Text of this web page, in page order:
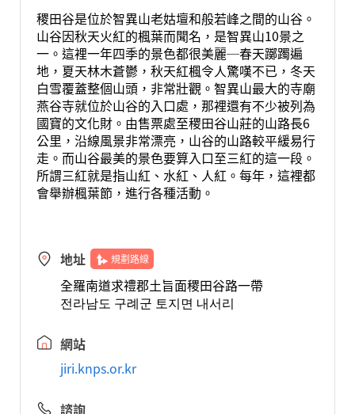
稷田谷是位於智異山老姑壇和般若峰之間的山谷。
山谷因秋天火紅的楓葉而聞名，是智異山10景之
一。這裡一年四季的景色都很美麗─春天躑躅遍
地，夏天林木蒼鬱，秋天紅楓令人驚嘆不已，冬天
白雪覆蓋整個山頭，非常壯觀。智異山最大的寺廟
燕谷寺就位於山谷的入口處，那裡還有不少被列為
國寶的文化財。由售票處至稷田谷山莊的山路長6
公里，沿線風景非常漂亮，山谷的山路較平緩易行
走。而山谷最美的景色要算入口至三紅的這一段。
所謂三紅就是指山紅、水紅、人紅。每年，這裡都
會舉辦楓葉節，進行各種活動。
地址 規劃路線
全羅南道求禮郡土旨面稷田谷路一帶
전라남도 구례군 토지면 내서리
網站
jiri.knps.or.kr
諮詢